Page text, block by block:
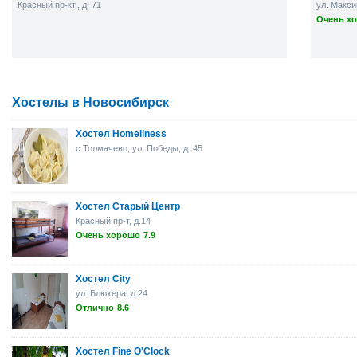
Красный пр-кт., д. 71
ул.
Очень
Хостелы в Новосибирск
Хостел Homeliness
с.Толмачево, ул. Победы, д. 45
Хостел Старый Центр
Красный пр-т, д.14
Очень хорошо 7.9
Хостел City
ул. Блюхера, д.24
Отлично 8.6
Хостел Fine O'Сlock